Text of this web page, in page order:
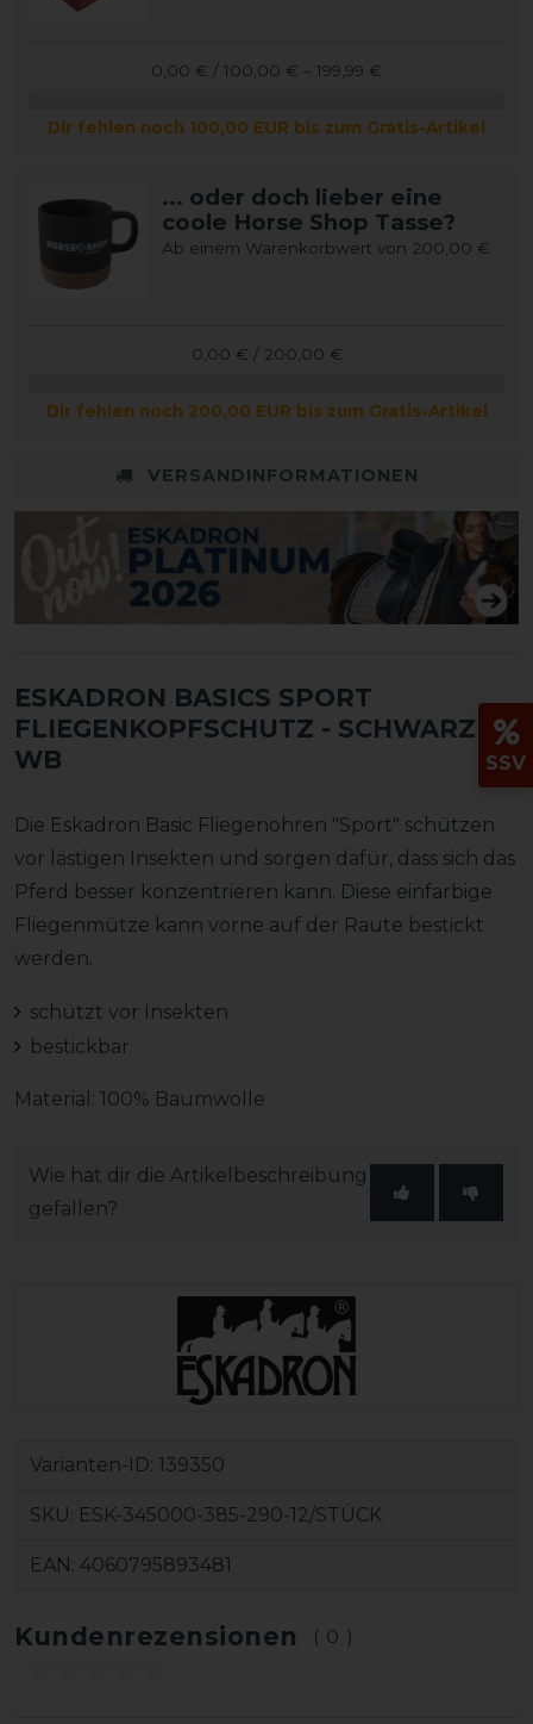
0,00 € / 100,00 € – 199,99 €
Dir fehlen noch 100,00 EUR bis zum Gratis-Artikel
... oder doch lieber eine
coole Horse Shop Tasse?
Ab einem Warenkorbwert von 200,00 €
0,00 € / 200,00 €
Dir fehlen noch 200,00 EUR bis zum Gratis-Artikel
VERSANDINFORMATIONEN
ESKADRON BASICS SPORT
FLIEGENKOPFSCHUTZ - SCHWARZ,
WB
Die Eskadron Basic Fliegenohren "Sport" schützen
vor lästigen Insekten und sorgen dafür, dass sich das
Pferd besser konzentrieren kann. Diese einfarbige
Fliegenmütze kann vorne auf der Raute bestickt
werden.
schützt vor Insekten
bestickbar
Material: 100% Baumwolle
Wie hat dir die Artikelbeschreibung
gefallen?
Varianten-ID: 139350
SKU: ESK-345000-385-290-12/STÜCK
EAN: 4060795893481
Kundenrezensionen (0)
SSV